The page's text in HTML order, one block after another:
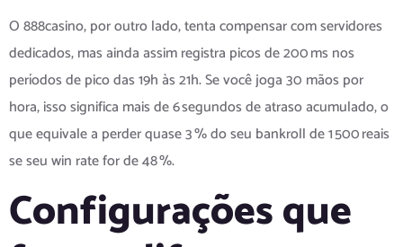
O 888casino, por outro lado, tenta compensar com servidores
dedicados, mas ainda assim registra picos de 200 ms nos
períodos de pico das 19h às 21h. Se você joga 30 mãos por
hora, isso significa mais de 6 segundos de atraso acumulado, o
que equivale a perder quase 3 % do seu bankroll de 1 500 reais
se seu win rate for de 48 %.
Configurações que